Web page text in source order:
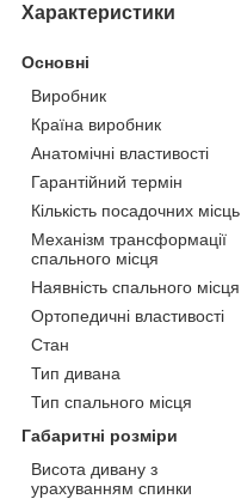
Характеристики
Основні
Виробник
Країна виробник
Анатомічні властивості
Гарантійний термін
Кількість посадочних місць
Механізм трансформації
спального місця
Наявність спального місця
Ортопедичні властивості
Стан
Тип дивана
Тип спального місця
Габаритні розміри
Висота дивану з
урахуванням спинки